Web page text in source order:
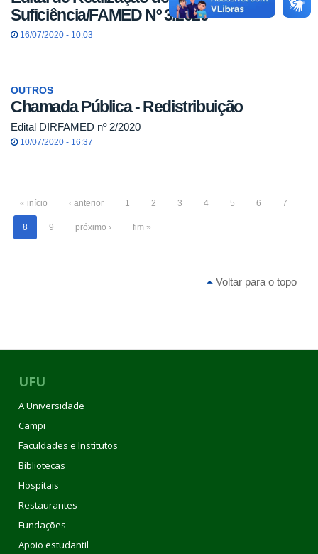
Suficiência/FAMED Nº 3/2020
16/07/2020 - 10:03
OUTROS
Chamada Pública - Redistribuição
Edital DIRFAMED nº 2/2020
10/07/2020 - 16:37
« início ‹ anterior 1 2 3 4 5 6 7
8 9 próximo › fim »
Voltar para o topo
UFU
A Universidade
Campi
Faculdades e Institutos
Bibliotecas
Hospitais
Restaurantes
Fundações
Apoio estudantil